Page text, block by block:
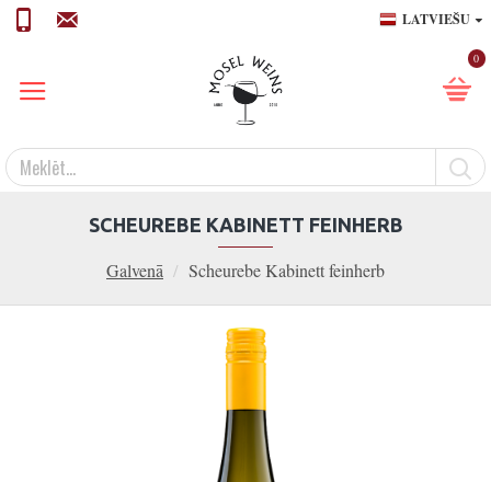
LATVIEŠU
0
Galvenā Scheurebe Kabinett feinherb
SCHEUREBE KABINETT FEINHERB